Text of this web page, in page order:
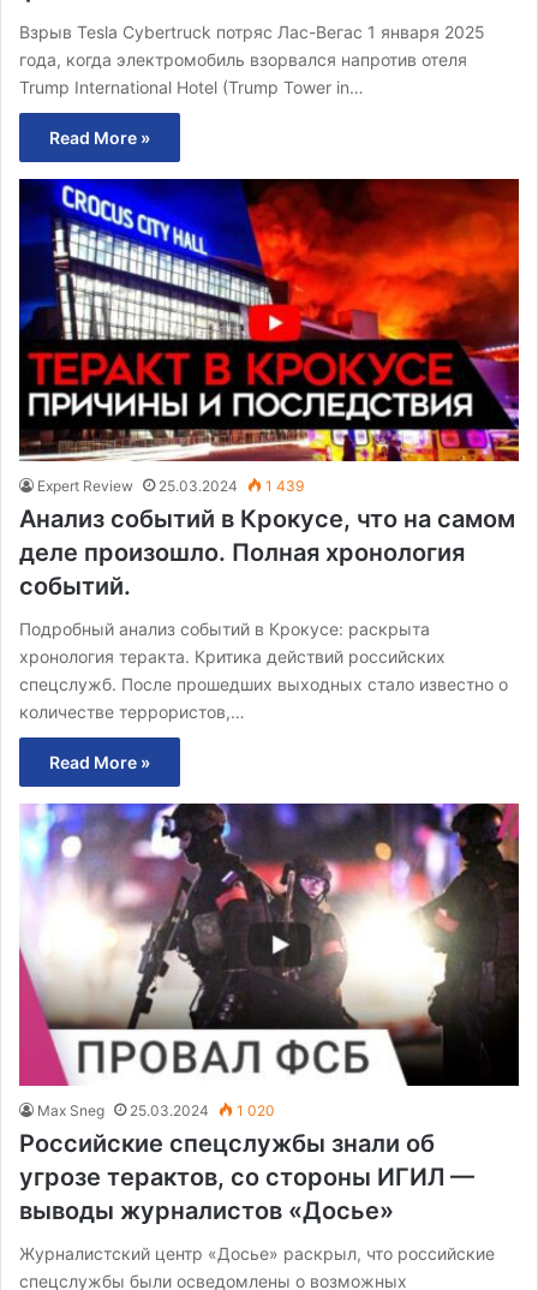
Взрыв Tesla Cybertruck потряс Лас-Вегас 1 января 2025
года, когда электромобиль взорвался напротив отеля
Trump International Hotel (Trump Tower in…
Read More »
Expert Review 25.03.2024 1 439
Анализ событий в Крокусе, что на самом
деле произошло. Полная хронология
событий.
Подробный анализ событий в Крокусе: раскрыта
хронология теракта. Критика действий российских
спецслужб. После прошедших выходных стало известно о
количестве террористов,…
Read More »
Max Sneg 25.03.2024 1 020
Российские спецслужбы знали об
угрозе терактов, со стороны ИГИЛ —
выводы журналистов «Досье»
Журналистский центр «Досье» раскрыл, что российские
спецслужбы были осведомлены о возможных